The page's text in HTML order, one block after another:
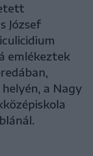
József
emlékeztek
a Nagy